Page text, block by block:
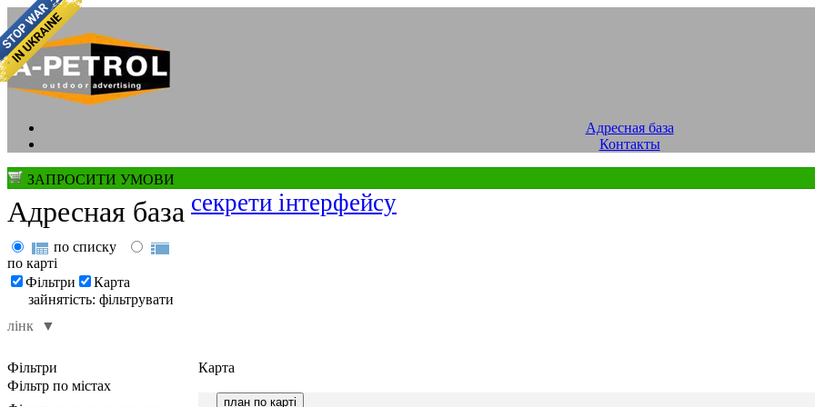
Адресная база
Контакты
ЗАПРОСИТИ УМОВИ
Адресная база секрети інтерфейсу
по списку
по карті
Фільтри
Карта
зайнятість: фільтрувати
лінк
▼
Фільтри
Фільтр по містах
Карта